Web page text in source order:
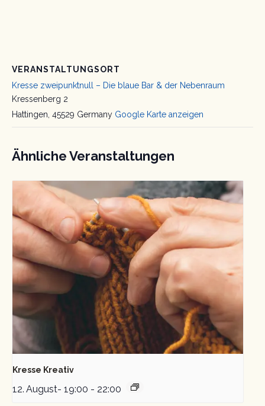
VERANSTALTUNGSORT
Kresse zweipunktnull – Die blaue Bar & der Nebenraum
Kressenberg 2
Hattingen 45529 Germany Google Karte anzeigen
Ähnliche Veranstaltungen
Kresse Kreativ
12. August- 19:00 - 22:00